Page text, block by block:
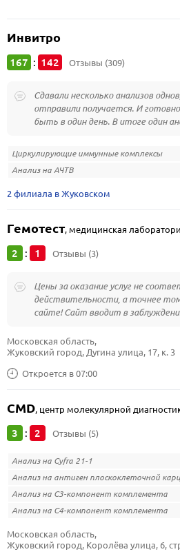
Инвитро
167 : 142 Отзывы (309)
Сдавали несколько анализов
отправили получается. И
быть в один день. В итоге один
Циркулирующие иммунные комплексы
Анализ на АЧТВ
2 филиала в Жуковском
Гемотест, медицинская
2 : 1 Отзывы (3)
Цены за оказание услуг не
действительности, а точнее
сайте! Сайт вводит в
Откроется в 07:00
Московская область,
Жуковский город, Дугина улица, 17, к. 3
CMD, центр молекулярной
3 : 2 Отзывы (5)
Анализ на Cyfra 21-1
Анализ на антиген плоскоклеточной
Анализ на С3-компонент комплемента
Анализ на С4-компонент комплемента
Московская область,
Жуковский город, Королёва улица, 6,